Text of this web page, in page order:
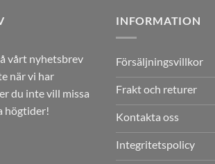
vårt nyhetsbrev
när vi har
du inte vill missa
högtider!
INFORMATION
Försäljningsvillkor
Frakt och returer
Kontakta oss
Integritetspolicy